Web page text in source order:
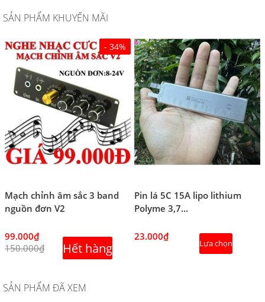
SẢN PHẨM KHUYẾN MÃI
- 34%
Mạch chỉnh âm sắc 3 band
nguồn đơn V2
99.000₫
150.000₫
Hết hàng
Pin lá 5C 15A lipo lithium
Polyme 3,7...
23.000₫
Lựa chọn
SẢN PHẨM ĐÃ XEM